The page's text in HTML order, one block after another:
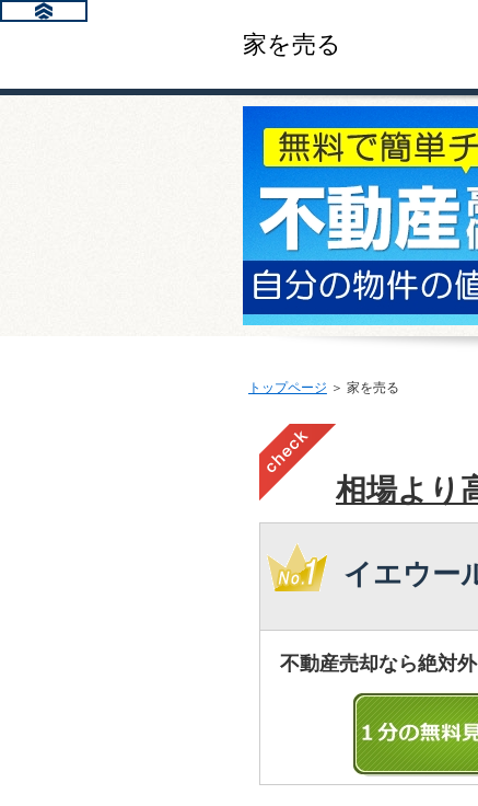
家を売る
トップページ ＞ 家を売る
相場より
イエウー
不動産売却なら絶対